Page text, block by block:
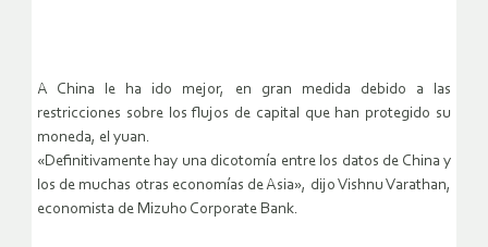
A China le ha ido mejor, en gran medida debido a las
restricciones sobre los flujos de capital que han protegido su
moneda, el yuan.
«Definitivamente hay una dicotomía entre los datos de China y
los de muchas otras economías de Asia», dijo Vishnu Varathan,
economista de Mizuho Corporate Bank.